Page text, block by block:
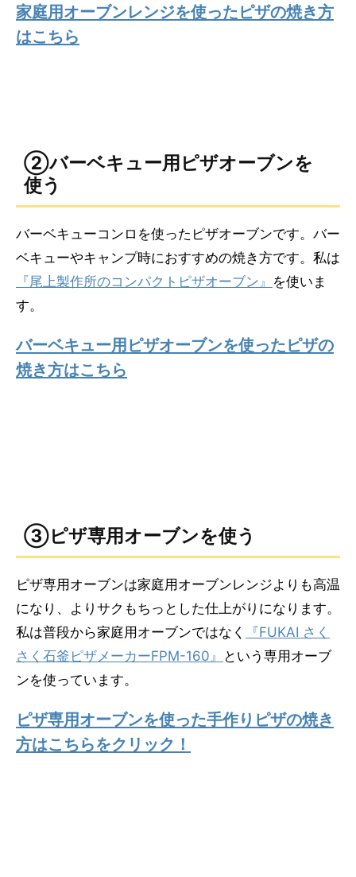
家庭用オーブンレンジを使ったピザの焼き方
はこちら
②バーベキュー用ピザオーブンを
使う
バーベキューコンロを使ったピザオーブンです。バー
ベキューやキャンプ時におすすめの焼き方です。私は
『尾上製作所のコンパクトピザオーブン』 を使いま
す。
バーベキュー用ピザオーブンを使ったピザの
焼き方はこちら
③ピザ専用オーブンを使う
ピザ専用オーブンは家庭用オーブンレンジよりも高温
になり、よりサクもちっとした仕上がりになります。
私は普段から家庭用オーブンではなく
『FUKAI さく
さく石釜ピザメーカーFPM-160』
という専用オーブ
ンを使っています。
ピザ専用オーブンを使った手作りピザの焼き
方はこちらをクリック！